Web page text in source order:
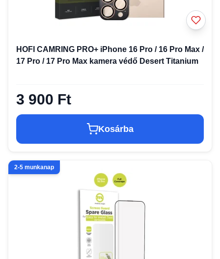
HOFI CAMRING PRO+ iPhone 16 Pro / 16 Pro Max /
17 Pro / 17 Pro Max kamera védő Desert Titanium
3 900 Ft
Kosárba
2-5 munkanap